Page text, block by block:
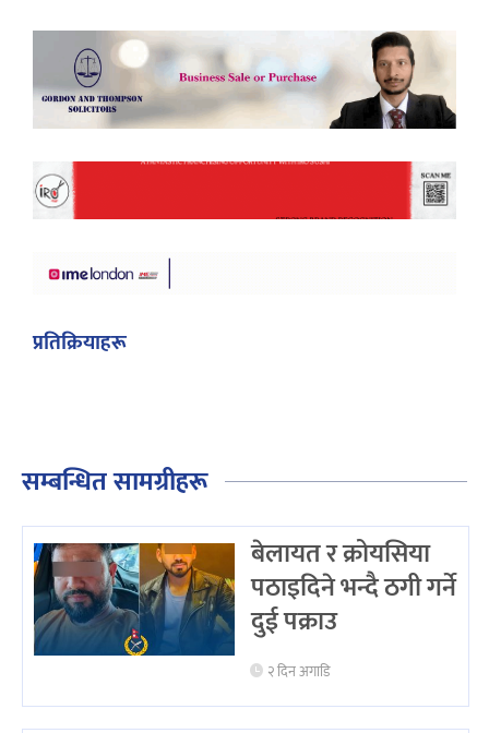
प्रतिक्रियाहरू
सम्बन्धित सामग्रीहरू
बेलायत र क्रोयसिया
पठाइदिने भन्दै ठगी गर्ने
दुई पक्राउ
२ दिन अगाडि